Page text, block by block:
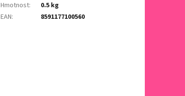
Hmotnost:
0.5 kg
EAN: 8591177100560